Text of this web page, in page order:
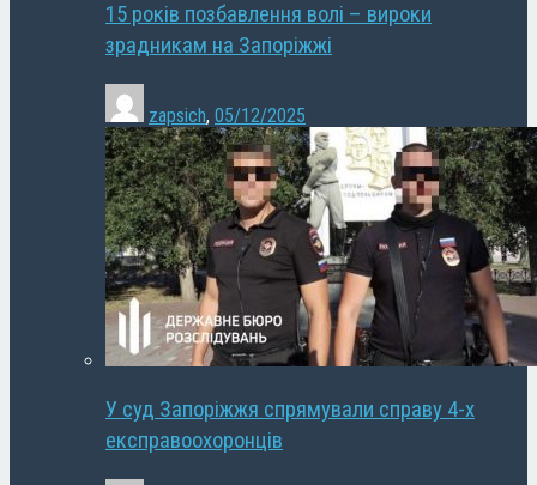
15 років позбавлення волі – вироки
зрадникам на Запоріжжі
zapsich, 05/12/2025
У суд Запоріжжя спрямували справу 4-х
експравоохоронців